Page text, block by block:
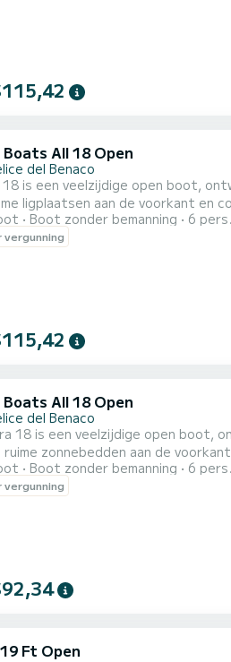
All 18 Open
del Benaco
18 is een veelzijdige open boot,
ligplaatsen aan de voorkant en
elektrische motor combineert
ecologische en emissievrije
Boot zonder bemanning 6 pers.
vergunning
All 18 Open
del Benaco
18 is een veelzijdige open boot,
zonnebedden aan de
met elektrische motor
een ecologische en
Boot zonder bemanning 6 pers.
vergunning
Ft Open